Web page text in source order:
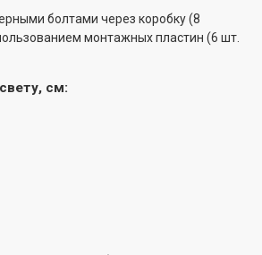
болтами через коробку (8
монтажных пластин (6 шт.
см: